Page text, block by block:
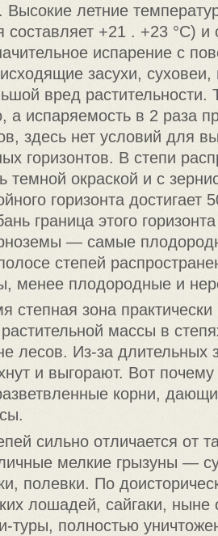
Высокие летние
составляет +21 . +23 °С) и
испарение с
засухи,
вред растительности.
а испаряемость в 2 раза
здесь нет условий для
горизонтов. В степи
темной окраской и с
горизонта
граница этого
— самые
степей
менее плодородные и
степная зона
массы в
лесов. Из-за длительных
и выгорают. Вот
корни,
сильно отличается от
мелкие грызуны —
полевки. По
лошадей, сайгаки, ныне
туры, полностью